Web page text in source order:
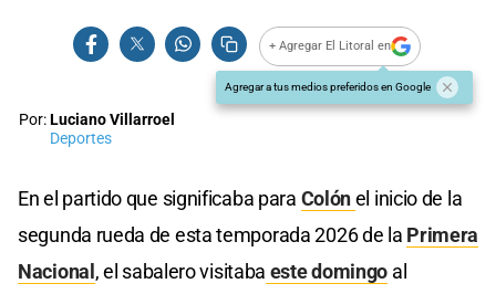
+ Agregar El Litoral en
Agregar a tus medios preferidos en Google
Por:Luciano Villarroel
Deportes
En el partido que significaba para Colónel inicio de la
segunda rueda de esta temporada 2026 de la Primera
Nacional, el sabalero visitaba este domingo al